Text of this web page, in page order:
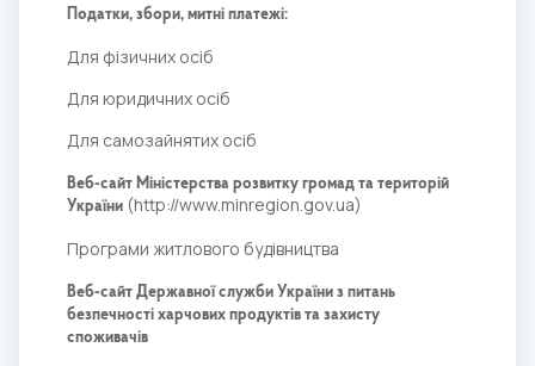
Податки, збори, митні платежі:
Для фізичних осіб
Для юридичних осіб
Для самозайнятих осіб
Веб-сайт Міністерства розвитку громад та територій
України (http://www.minregion.gov.ua)
Програми житлового будівництва
Веб-сайт Державної служби України з питань
безпечності харчових продуктів та захисту
споживачів